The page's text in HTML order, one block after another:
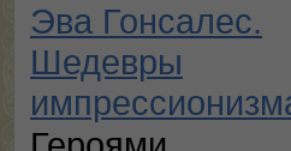
Эва Гонсалес.
Шедевры